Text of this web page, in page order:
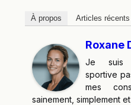
À propos Articles récents
Roxane
Je suis
sportive
mes
sainement, simplement